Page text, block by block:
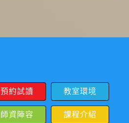
預約試讀 教室環境
師資陣容 課程介紹